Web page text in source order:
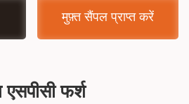
मुफ़्त सैंपल प्राप्त करें
फर्श